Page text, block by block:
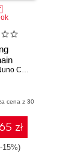
Campos
cena z 30
zł
15%)